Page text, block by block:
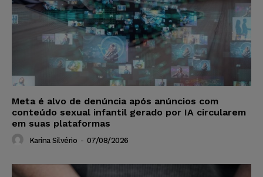
Meta é alvo de denúncia após anúncios com
conteúdo sexual infantil gerado por IA circularem
em suas plataformas
Karina Silvério - 07/08/2026